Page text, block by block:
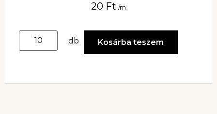
20 Ft /m
db Kosárba teszem